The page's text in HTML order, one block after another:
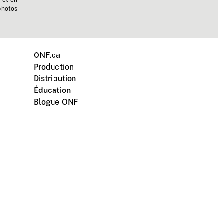
ONF.ca
Production
Distribution
Éducation
Blogue ONF